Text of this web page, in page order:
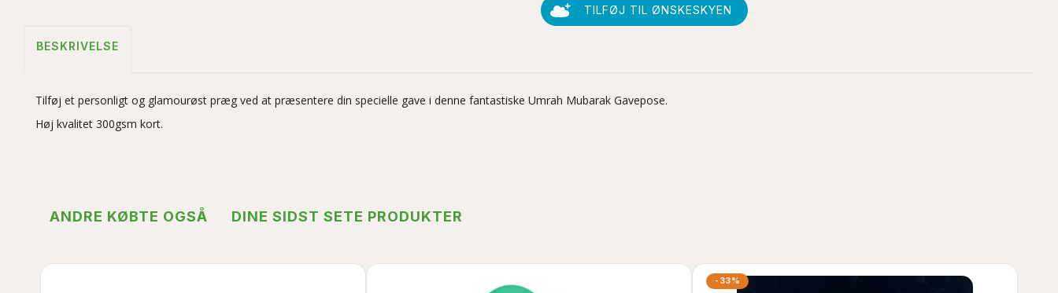
TILFØJ TIL ØNSKESKYEN
BESKRIVELSE
Tilføj et personligt og glamourøst præg ved at præsentere din specielle gave i denne fantastiske Umrah Mubarak Gavepose.
Høj kvalitet 300gsm kort.
ANDRE KØBTE OGSÅ DINE SIDST SETE PRODUKTER
-33%